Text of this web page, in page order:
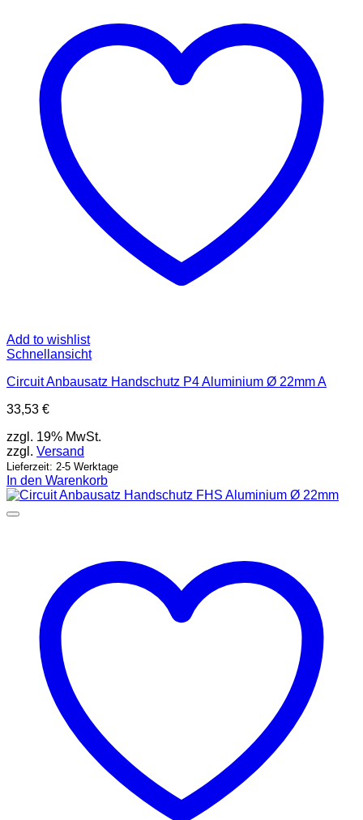
Add to wishlist
Schnellansicht
Circuit Anbausatz Handschutz P4 Aluminium Ø 22mm A
33,53 €
zzgl. 19% MwSt.
zzgl. Versand
Lieferzeit: 2-5 Werktage
In den Warenkorb